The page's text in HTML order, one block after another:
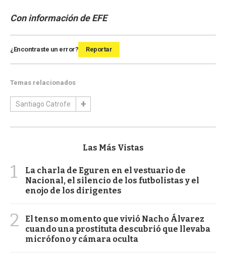
Con información de EFE
¿Encontraste un error? Reportar
Temas relacionados
Santiago Catrofe
Las Más Vistas
1
La charla de Eguren en el vestuario de
Nacional, el silencio de los futbolistas y el
enojo de los dirigentes
2
El tenso momento que vivió Nacho Álvarez
cuando una prostituta descubrió que llevaba
micrófono y cámara oculta